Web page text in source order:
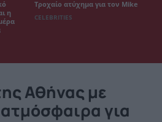
η
Τροχαίο ατύχημα για τον Mike
CELEBRITIES
Αθήνας με
για